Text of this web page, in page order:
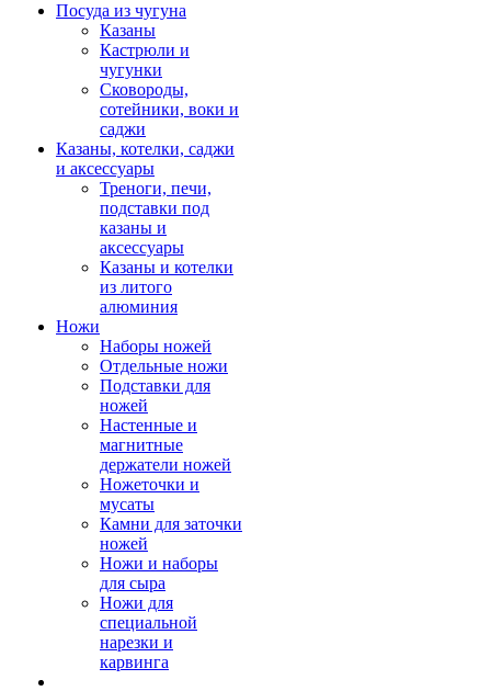
Посуда из чугуна
Казаны
Кастрюли и
чугунки
Сковороды,
сотейники, воки и
саджи
Казаны, котелки, саджи
и аксессуары
Треноги, печи,
подставки под
казаны и
аксессуары
Казаны и котелки
из литого
алюминия
Ножи
Наборы ножей
Отдельные ножи
Подставки для
ножей
Настенные и
магнитные
держатели ножей
Ножеточки и
мусаты
Камни для заточки
ножей
Ножи и наборы
для сыра
Ножи для
специальной
нарезки и
карвинга